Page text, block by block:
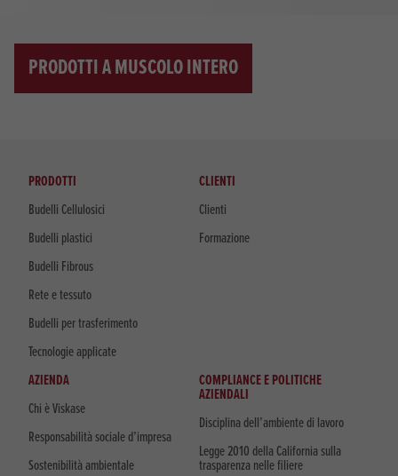
PRODOTTI A MUSCOLO INTERO
PRODOTTI
Budelli Cellulosici
Budelli plastici
Budelli Fibrous
Rete e tessuto
Budelli per trasferimento
Tecnologie applicate
CLIENTI
Clienti
Formazione
AZIENDA
Chi è Viskase
Responsabilità sociale d’impresa
Sostenibilità ambientale
COMPLIANCE E POLITICHE
AZIENDALI
Disciplina dell’ambiente di lavoro
Legge 2010 della California sulla
trasparenza nelle filiere